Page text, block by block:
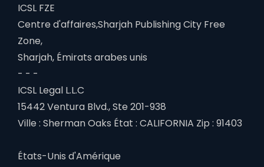
ICSL FZE
Centre d'affaires,Sharjah Publishing City Free
Zone,
Sharjah, Émirats arabes unis
- - -
ICSL Legal L.L.C
15442 Ventura Blvd., Ste 201-938
Ville : Sherman Oaks État : CALIFORNIA Zip : 91403
États-Unis d'Amérique